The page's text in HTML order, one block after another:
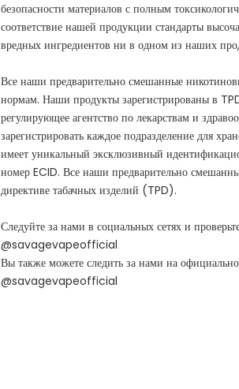
безопасности материалов с полным
соответствие нашей продукции стандарты
вредных ингредиентов ни в одном из наших
Все наши предварительно смешанные
нормам. Наши продукты зарегистрированы в
регулирующее агентство по лекарствам и
зарегистрировать каждое подразделение для
имеет уникальный эксклюзивный
номер ECID. Все наши предварительно
директиве табачных изделий (TPD).
Следуйте за нами в социальных сетях и
@savagevapeofficial
Вы также можете следить за нами на
@savagevapeofficial